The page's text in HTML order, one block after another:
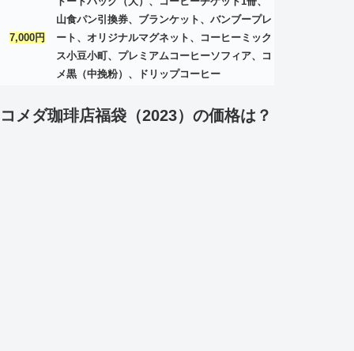
7,000円
山食パン引換券、ブランケット、バンブープレ
ート、オリジナルマグネット、コーヒーミック
ス小豆小町、プレミアムコーヒーソフィア、コ
メ黒（中挽粉）、ドリップコーヒー
コメダ珈琲店福袋（2023）の価格は？